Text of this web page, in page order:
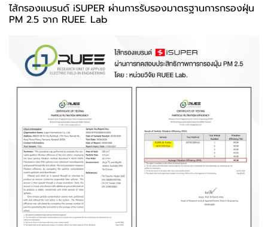
ไส้กรองแบรนด์ iSUPER ผ่านการรับรองมาตรฐานการกรองฝุ่น
PM 2.5 จาก RUEE. Lab